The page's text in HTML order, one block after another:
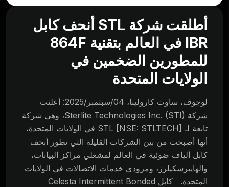
أطلقت شركة STL أنحف كابل
IBR في العالم بتقنية 864F
للمطورين الضخمين في
الولايات المتحدة
لوجوف، ساوث كارولينا، 04/سبتمبر/2025: أعلنت
شركة Sterlite Technologies Inc. (STI)، وهي شركة
تابعة لـ STL [NSE: STLTECH] في الولايات المتحدة،
أنها أصبحت من بين الشركات القليلة التي تطور أنحف
كابل ألياف ضوئية في العالم لمشغلي مراكز البيانات،
والهايبرسكيلرز، ومزودي خدمات الاتصالات في الولايات
المتحدة. كابل Celesta Intermittent Bonded